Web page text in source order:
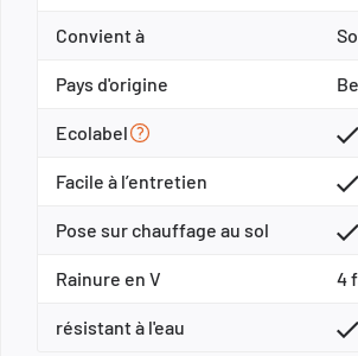
Convient à
Pays d'origine
Ecolabel
Facile à l’entretien
Pose sur chauffage au sol
Rainure en V 4
résistant à l'eau